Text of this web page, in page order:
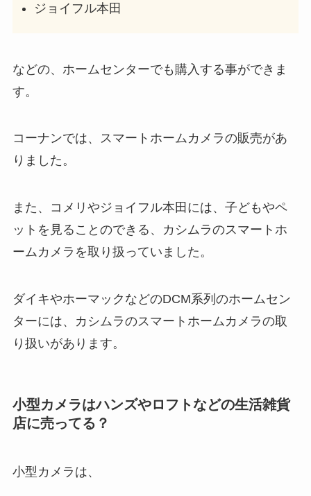
ジョイフル本田
などの、ホームセンターでも購入する事ができま
す。
コーナンでは、スマートホームカメラの販売があ
りました。
また、コメリやジョイフル本田には、子どもやペ
ットを見ることのできる、カシムラのスマートホ
ームカメラを取り扱っていました。
ダイキやホーマックなどのDCM系列のホームセン
ターには、カシムラのスマートホームカメラの取
り扱いがあります。
小型カメラはハンズやロフトなどの生活雑貨
店に売ってる？
小型カメラは、